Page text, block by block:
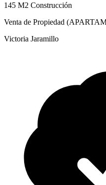
145 M2 Construcción
Venta de Propiedad
Victoria Jaramillo